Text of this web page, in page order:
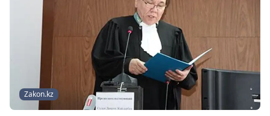
Zakon.kz